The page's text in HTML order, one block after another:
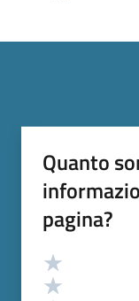
Quanto
pagina?
Valutazione